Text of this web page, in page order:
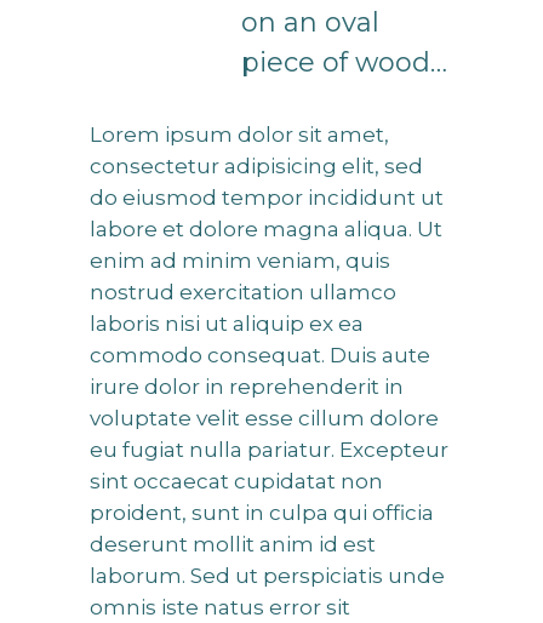
on an oval
piece of wood…
Lorem ipsum dolor sit amet,
consectetur adipisicing elit, sed
do eiusmod tempor incididunt ut
labore et dolore magna aliqua. Ut
enim ad minim veniam, quis
nostrud exercitation ullamco
laboris nisi ut aliquip ex ea
commodo consequat. Duis aute
irure dolor in reprehenderit in
voluptate velit esse cillum dolore
eu fugiat nulla pariatur. Excepteur
sint occaecat cupidatat non
proident, sunt in culpa qui officia
deserunt mollit anim id est
laborum. Sed ut perspiciatis unde
omnis iste natus error sit